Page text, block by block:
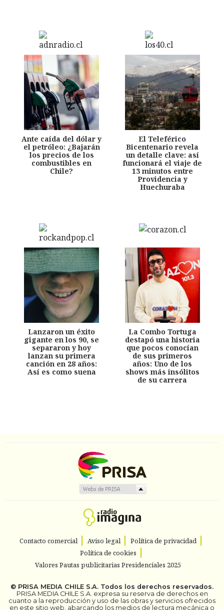
Ante caída del dólar y
el petróleo: ¿Bajarán
los precios de los
combustibles en
Chile?
El Teleférico
Bicentenario revela
un detalle clave: así
funcionará el viaje de
13 minutos entre
Providencia y
Huechuraba
Lanzaron un éxito
gigante en los 90, se
separaron y hoy
lanzan su primera
canción en 28 años:
Así es como suena
La Combo Tortuga
destapó una historia
que pocos conocían
de sus primeros
años: Uno de los
shows más insólitos
de su carrera
Contacto comercial Aviso legal
Política de privacidad
Política de cookies
Valores Pautas publicitarias Presidenciales 2025
© PRISA MEDIA CHILE S.A. Todos los derechos reservados.
PRISA MEDIA CHILE S.A. expresa su reserva de derechos en
cuanto a la reproducción y uso de las obras y servicios ofrecidos
en este sitio web, abarcando los medios de lectura mecánica o